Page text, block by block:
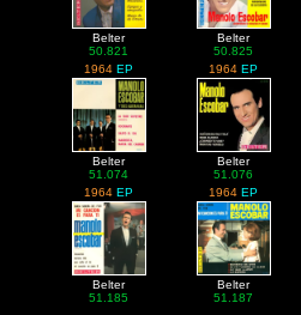
Belter
50.821
Belter
50.825
1964 EP
Belter
51.074
1964 EP
Belter
51.076
1964 EP
Belter
51.185
1964 EP
Belter
51.187